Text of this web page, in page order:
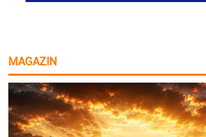
MAGAZIN